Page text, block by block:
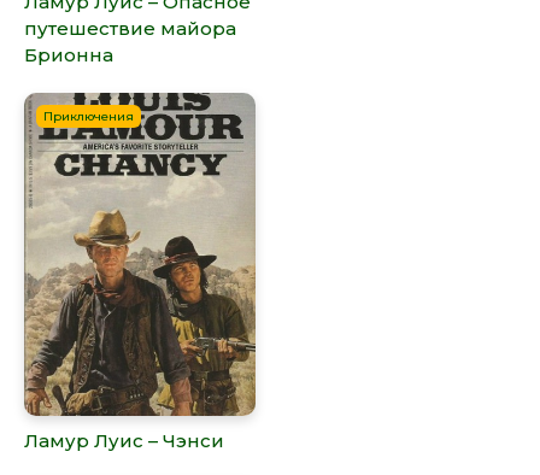
путешествие майора
Брионна
Приключения
Ламур Луис – Чэнси